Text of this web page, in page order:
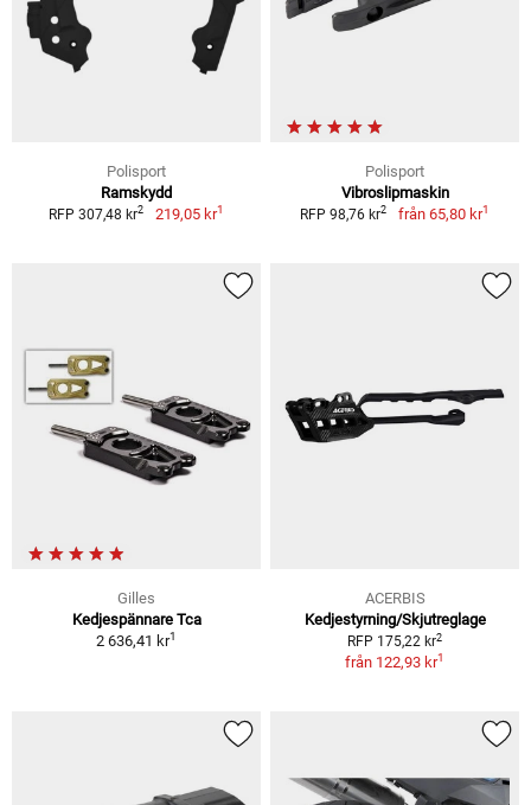
Polisport
Ramskydd
RFP 307,48 kr2 219,05 kr1
Polisport
Vibroslipmaskin
RFP 98,76 kr2 från 65,80 kr1
Gilles
Kedjespännare Tca
2 636,41 kr1
ACERBIS
Kedjestyrning/Skjutreglage
RFP 175,22 kr2
från 122,93 kr1